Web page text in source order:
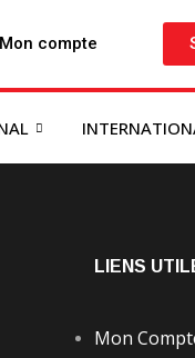
Mon compte
LIENS
Mon